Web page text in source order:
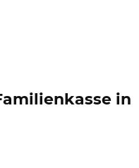
in